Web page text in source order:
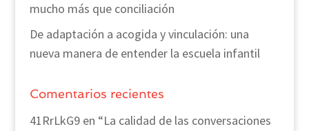
mucho más que conciliación
De adaptación a acogida y vinculación: una
nueva manera de entender la escuela infantil
Comentarios recientes
41RrLkG9en “La calidad de las conversaciones